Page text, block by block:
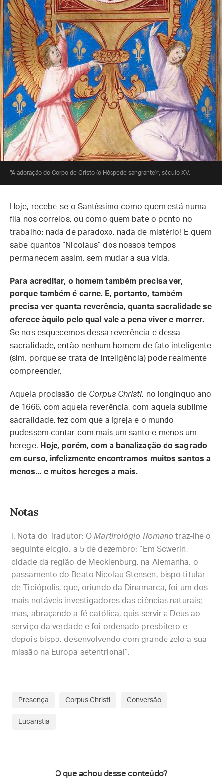
“A adoração do Corpo de Cristo (o Hóspede sangrante)”, século XV.
Hoje, recebe-se o Santíssimo como quem está numa
fila nos correios, ou como quem bate o ponto no
trabalho: nada de paradoxo, nada de mistério! E quem
sabe quantos “Nicolaus” dos nossos tempos
permanecem assim, sem mudar a sua vida.
Para acreditar, o homem também precisa ver,
porque também é carne. E, portanto, também
precisa ver quanta reverência, quanta sacralidade se
oferece àquilo pelo qual vale a pena viver e morrer.
Se nos esquecemos dessa reverência e dessa
sacralidade, então nenhum homem de fato inteligente
(sim, porque se trata de inteligência) pode realmente
compreender.
Aquela procissão de Corpus Christi, no longínquo ano
de 1666, com aquela reverência, com aquela sublime
sacralidade, fez com que a Igreja e o mundo
pudessem contar com mais um santo e menos um
herege. Hoje, porém, com a banalização do sagrado
em curso, infelizmente encontramos muitos santos a
menos... e muitos hereges a mais.
Notas
Nota do Tradutor: O Martirológio Romano traz-lhe o
seguinte elogio, a 5 de dezembro: “Em Scwerin,
cidade da região de Mecklenburg, na Alemanha, o
passamento do Beato Nicolau Stensen, bispo titular
de Ticiópolis, que, oriundo da Dinamarca, foi um dos
mais notáveis investigadores das ciências naturais;
mas, abraçando a fé católica, quis servir a Deus ao
serviço da verdade e foi ordenado presbítero e
depois bispo, desenvolvendo com grande zelo a sua
missão na Europa setentrional”.
Presença Corpus Christi Conversão
Eucaristia
O que achou desse conteúdo?